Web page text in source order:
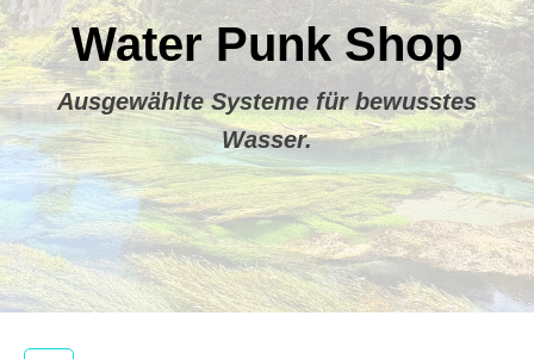
Water Punk Shop
Ausgewählte Systeme für bewusstes
Wasser.